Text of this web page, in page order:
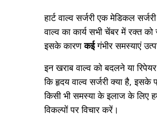
हार्ट वाल्व सर्जरी एक मेडिकल
वाल्व का कार्य सभी चेंबर में रक्त
इसके कारणकईगंभीर समस्याएं
इन खराब वाल्व को बदलने या
कि हृदय वाल्व सर्जरी क्या है,
किसी भी समस्या के इलाज के लिए
विकल्पों पर विचार करें।